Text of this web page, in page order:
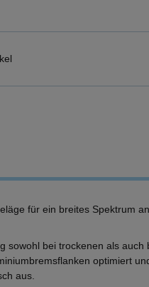
für ein breites Spektrum an
sowohl bei trockenen als auch
optimiert
aus.